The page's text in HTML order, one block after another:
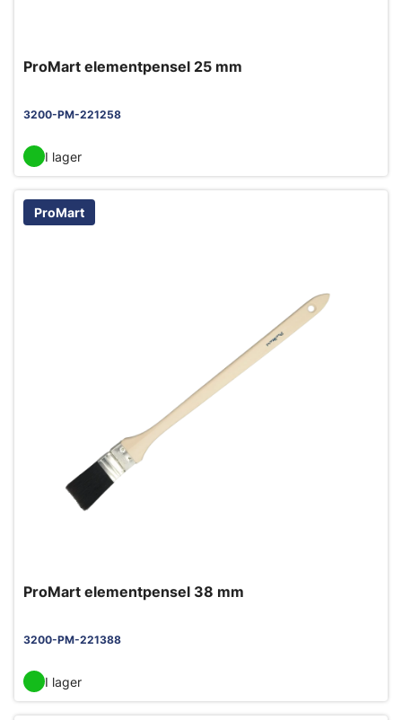
ProMart elementpensel 25 mm
3200-PM-221258
I lager
ProMart
ProMart elementpensel 38 mm
3200-PM-221388
I lager